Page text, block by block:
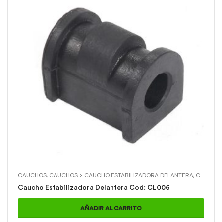
CAUCHOS, CAUCHOS > CAUCHO ESTABILIZADORA DELANTERA, CHEVROLET
Caucho Estabilizadora Delantera Cod: CL006
AÑADIR AL CARRITO